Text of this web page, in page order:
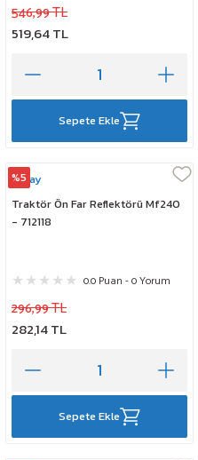
546,99 TL
519,64 TL
Sepete Ekle
%5
Çeray
Traktör Ön Far Reflektörü Mf240
- 712118
0.0 Puan - 0 Yorum
296,99 TL
282,14 TL
Sepete Ekle